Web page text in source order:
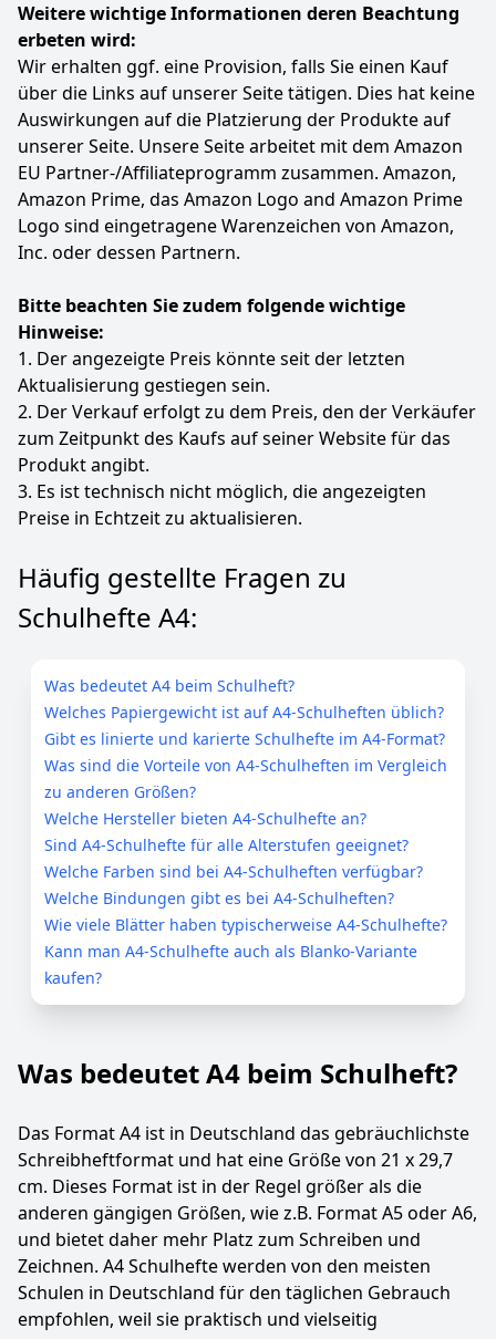
Weitere wichtige Informationen deren Beachtung
erbeten wird:
Wir erhalten ggf. eine Provision, falls Sie einen Kauf
über die Links auf unserer Seite tätigen. Dies hat keine
Auswirkungen auf die Platzierung der Produkte auf
unserer Seite. Unsere Seite arbeitet mit dem Amazon
EU Partner-/Affiliateprogramm zusammen. Amazon,
Amazon Prime, das Amazon Logo and Amazon Prime
Logo sind eingetragene Warenzeichen von Amazon,
Inc. oder dessen Partnern.
Bitte beachten Sie zudem folgende wichtige
Hinweise:
1. Der angezeigte Preis könnte seit der letzten
Aktualisierung gestiegen sein.
2. Der Verkauf erfolgt zu dem Preis, den der Verkäufer
zum Zeitpunkt des Kaufs auf seiner Website für das
Produkt angibt.
3. Es ist technisch nicht möglich, die angezeigten
Preise in Echtzeit zu aktualisieren.
Häufig gestellte Fragen zu
Schulhefte A4:
Was bedeutet A4 beim Schulheft?
Welches Papiergewicht ist auf A4-Schulheften üblich?
Gibt es linierte und karierte Schulhefte im A4-Format?
Was sind die Vorteile von A4-Schulheften im Vergleich
zu anderen Größen?
Welche Hersteller bieten A4-Schulhefte an?
Sind A4-Schulhefte für alle Alterstufen geeignet?
Welche Farben sind bei A4-Schulheften verfügbar?
Welche Bindungen gibt es bei A4-Schulheften?
Wie viele Blätter haben typischerweise A4-Schulhefte?
Kann man A4-Schulhefte auch als Blanko-Variante
kaufen?
Was bedeutet A4 beim Schulheft?
Das Format A4 ist in Deutschland das gebräuchlichste
Schreibheftformat und hat eine Größe von 21 x 29,7
cm. Dieses Format ist in der Regel größer als die
anderen gängigen Größen, wie z.B. Format A5 oder A6,
und bietet daher mehr Platz zum Schreiben und
Zeichnen. A4 Schulhefte werden von den meisten
Schulen in Deutschland für den täglichen Gebrauch
empfohlen, weil sie praktisch und vielseitig